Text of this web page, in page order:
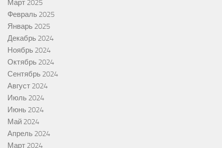
Март 2025
Февраль 2025
Январь 2025
Декабрь 2024
Ноябрь 2024
Октябрь 2024
Сентябрь 2024
Август 2024
Июль 2024
Июнь 2024
Май 2024
Апрель 2024
Март 2024